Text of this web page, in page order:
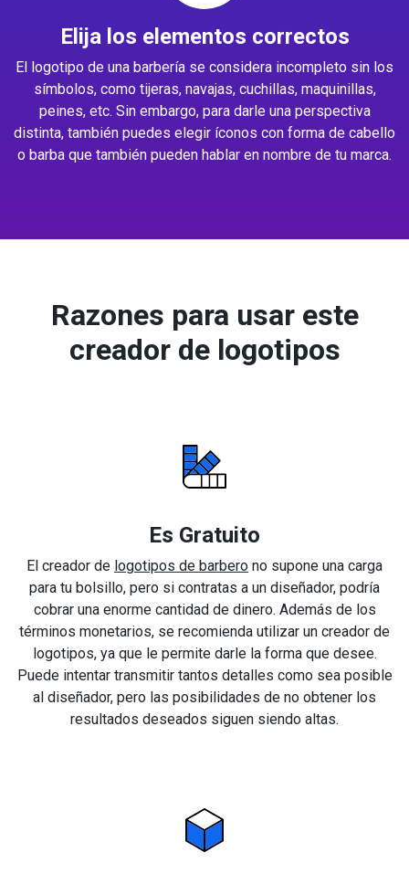
Elija los elementos correctos
El logotipo de una barbería se considera incompleto sin los
símbolos, como tijeras, navajas, cuchillas, maquinillas,
peines, etc. Sin embargo, para darle una perspectiva
distinta, también puedes elegir íconos con forma de cabello
o barba que también pueden hablar en nombre de tu marca.
Razones para usar este
creador de logotipos
Es Gratuito
El creador de logotipos de barbero no supone una carga
para tu bolsillo, pero si contratas a un diseñador, podría
cobrar una enorme cantidad de dinero. Además de los
términos monetarios, se recomienda utilizar un creador de
logotipos, ya que le permite darle la forma que desee.
Puede intentar transmitir tantos detalles como sea posible
al diseñador, pero las posibilidades de no obtener los
resultados deseados siguen siendo altas.